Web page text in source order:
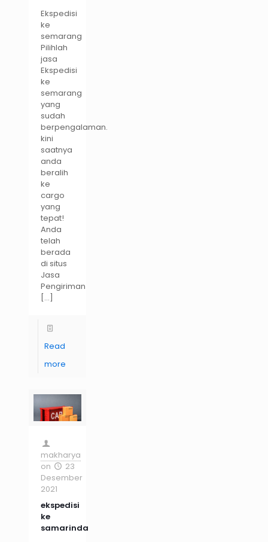
Ekspedisi
ke
semarang
Pilihlah
jasa
Ekspedisi
ke
semarang
yang
sudah
berpengalaman.
kini
saatnya
anda
beralih
ke
cargo
yang
tepat!
Anda
telah
berada
di situs
Jasa
Pengiriman
[…]
Read
more
makharya
on
23
Desember
2021
ekspedisi
ke
samarinda